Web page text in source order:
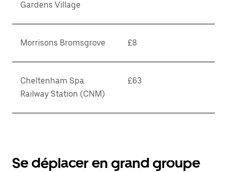
Gardens Village
Morrisons Bromsgrove £8
Cheltenham Spa
Railway Station (CNM)
£63
Se déplacer en grand groupe